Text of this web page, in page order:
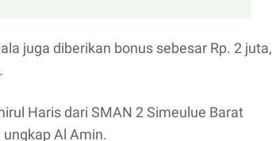
juga diberikan bonus sebesar Rp. 2 juta,
Haris dari SMAN 2 Simeulue Barat
Al Amin.